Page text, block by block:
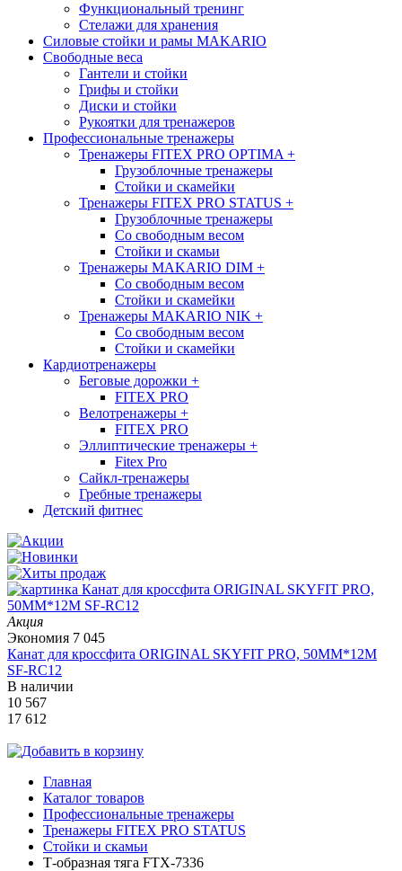
Функциональный тренинг
Стелажи для хранения
Силовые стойки и рамы MAKARIO
Свободные веса
Гантели и стойки
Грифы и стойки
Диски и стойки
Рукоятки для тренажеров
Профессиональные тренажеры
Тренажеры FITEX PRO OPTIMA +
Грузоблочные тренажеры
Стойки и скамейки
Тренажеры FITEX PRO STATUS +
Грузоблочные тренажеры
Со свободным весом
Стойки и скамьи
Тренажеры MAKARIO DIM +
Со свободным весом
Стойки и скамейки
Тренажеры MAKARIO NIK +
Со свободным весом
Стойки и скамейки
Кардиотренажеры
Беговые дорожки +
FITEX PRO
Велотренажеры +
FITEX PRO
Эллиптические тренажеры +
Fitex Pro
Сайкл-тренажеры
Гребные тренажеры
Детский фитнес
Акция
Экономия 7 045
Канат для кроссфита ORIGINAL SKYFIT PRO, 50MM*12M
SF-RС12
В наличии
10 567
17 612
Главная
Каталог товаров
Профессиональные тренажеры
Тренажеры FITEX PRO STATUS
Стойки и скамьи
Т-образная тяга FTX-7336